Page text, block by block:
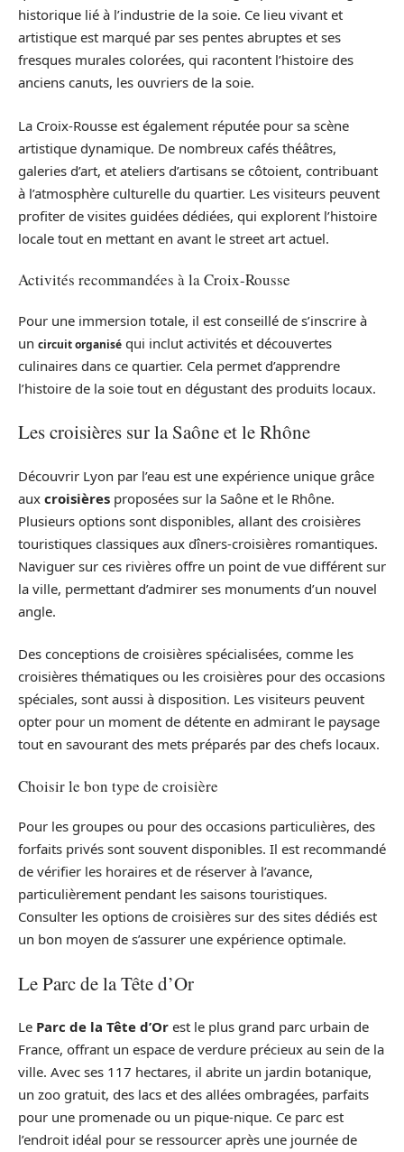
historique lié à l’industrie de la soie. Ce lieu vivant et
artistique est marqué par ses pentes abruptes et ses
fresques murales colorées, qui racontent l’histoire des
anciens canuts, les ouvriers de la soie.
La Croix-Rousse est également réputée pour sa scène
artistique dynamique. De nombreux cafés théâtres,
galeries d’art, et ateliers d’artisans se côtoient, contribuant
à l’atmosphère culturelle du quartier. Les visiteurs peuvent
profiter de visites guidées dédiées, qui explorent l’histoire
locale tout en mettant en avant le street art actuel.
Activités recommandées à la Croix-Rousse
Pour une immersion totale, il est conseillé de s’inscrire à
un circuit organisé qui inclut activités et découvertes
culinaires dans ce quartier. Cela permet d’apprendre
l’histoire de la soie tout en dégustant des produits locaux.
Les croisières sur la Saône et le Rhône
Découvrir Lyon par l’eau est une expérience unique grâce
aux croisières proposées sur la Saône et le Rhône.
Plusieurs options sont disponibles, allant des croisières
touristiques classiques aux dîners-croisières romantiques.
Naviguer sur ces rivières offre un point de vue différent sur
la ville, permettant d’admirer ses monuments d’un nouvel
angle.
Des conceptions de croisières spécialisées, comme les
croisières thématiques ou les croisières pour des occasions
spéciales, sont aussi à disposition. Les visiteurs peuvent
opter pour un moment de détente en admirant le paysage
tout en savourant des mets préparés par des chefs locaux.
Choisir le bon type de croisière
Pour les groupes ou pour des occasions particulières, des
forfaits privés sont souvent disponibles. Il est recommandé
de vérifier les horaires et de réserver à l’avance,
particulièrement pendant les saisons touristiques.
Consulter les options de croisières sur des sites dédiés est
un bon moyen de s’assurer une expérience optimale.
Le Parc de la Tête d’Or
Le Parc de la Tête d’Or est le plus grand parc urbain de
France, offrant un espace de verdure précieux au sein de la
ville. Avec ses 117 hectares, il abrite un jardin botanique,
un zoo gratuit, des lacs et des allées ombragées, parfaits
pour une promenade ou un pique-nique. Ce parc est
l’endroit idéal pour se ressourcer après une journée de